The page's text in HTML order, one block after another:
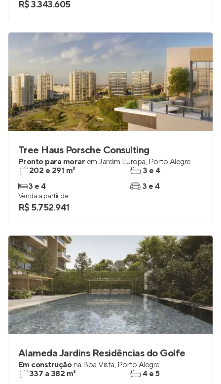
R$ 3.343.605
Tree Haus Porsche Consulting
Pronto para morar em Jardim Europa, Porto Alegre
202 e 291 m²
3 e 4
3 e 4
3 e 4
Venda a partir de
R$ 5.752.941
Alameda Jardins Residências do Golfe
Em construçãona Boa Vista, Porto Alegre
337 a 382 m²
4 e 5